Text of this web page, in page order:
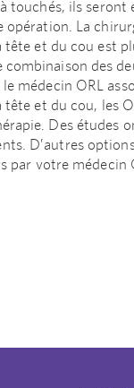
ils
opération. La
et du cou est
des
médecin ORL
et du cou, les
Des études
D’autres
par votre médecin